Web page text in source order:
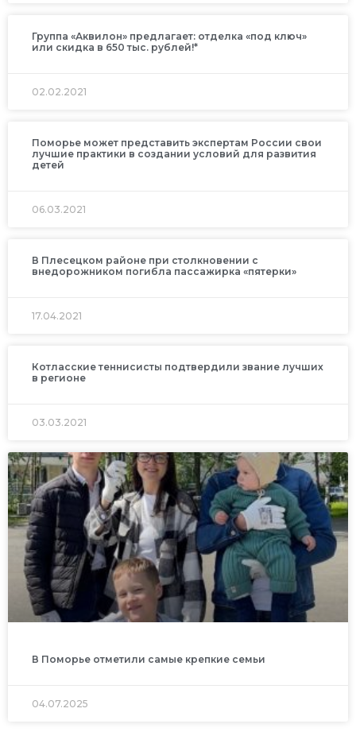
Группа «Аквилон» предлагает: отделка «под ключ»
или скидка в 650 тыс. рублей!*
02.02.2021
Поморье может представить экспертам России свои
лучшие практики в создании условий для развития
детей
06.03.2021
В Плесецком районе при столкновении с
внедорожником погибла пассажирка «пятерки»
17.04.2021
Котласские теннисисты подтвердили звание лучших
в регионе
03.03.2021
В Поморье отметили самые крепкие семьи
04.07.2025